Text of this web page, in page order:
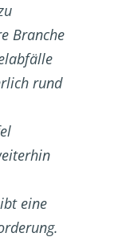
Branche
rund
eine